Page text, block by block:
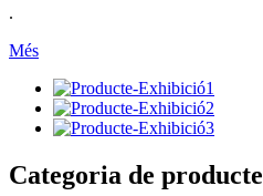
.
Més
Categoria de producte